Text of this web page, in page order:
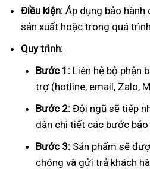
Điều kiện: Áp dụng bảo hành
sản xuất hoặc trong quá
Quy trình:
Bước 1: Liên hệ bộ phận
trợ (hotline, email, Zalo,
Bước 2: Đội ngũ sẽ tiếp
dẫn chi tiết các bước bảo
Bước 3: Sản phẩm sẽ
chóng và gửi trả khách